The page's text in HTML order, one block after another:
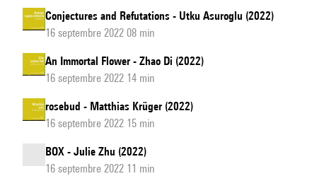
corps
Conjectures and Refutations - Utku Asuroglu (2022)
16 septembre 2022 08 min
An Immortal Flower - Zhao Di (2022)
16 septembre 2022 14 min
rosebud - Matthias Krüger (2022)
16 septembre 2022 15 min
BOX - Julie Zhu (2022)
16 septembre 2022 11 min